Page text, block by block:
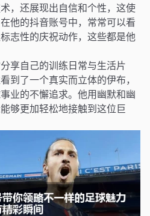
，还展现出自信和个性，这使
他的抖音账号中，常常可以看
志性的庆祝动作，这些都是他
享自己的训练日常与生活片
到了一个真实而立体的伊布，
业的不懈追求。他用幽默和幽
够更加轻松地接触到这位巨